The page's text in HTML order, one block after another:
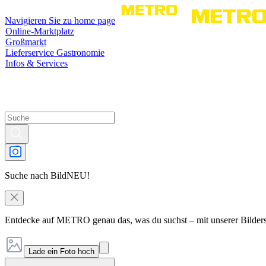
Navigieren Sie zu home page
Online-Marktplatz
Großmarkt
Lieferservice Gastronomie
Infos & Services
Suche nach BildNEU!
Entdecke auf METRO genau das, was du suchst – mit unserer
Lade ein Foto hoch